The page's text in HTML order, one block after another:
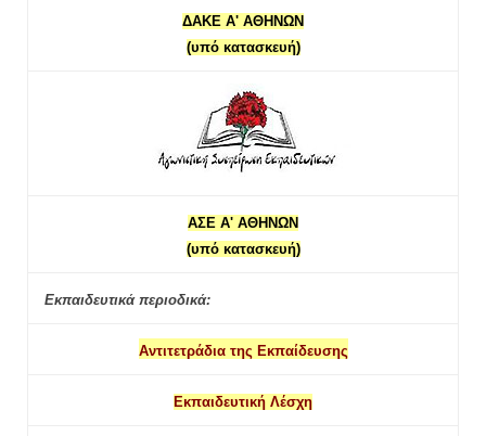
ΔΑΚΕ Α' ΑΘΗΝΩΝ
(υπό κατασκευή)
ΑΣΕ Α' ΑΘΗΝΩΝ
(υπό κατασκευή)
Εκπαιδευτικά περιοδικά:
Αντιτετράδια της Εκπαίδευσης
Εκπαιδευτική Λέσχη